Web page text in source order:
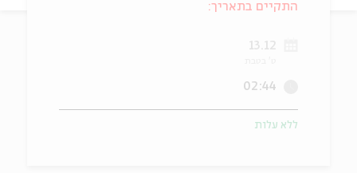
התקיים בתאריך:
13.12
02:44
ללא עלות